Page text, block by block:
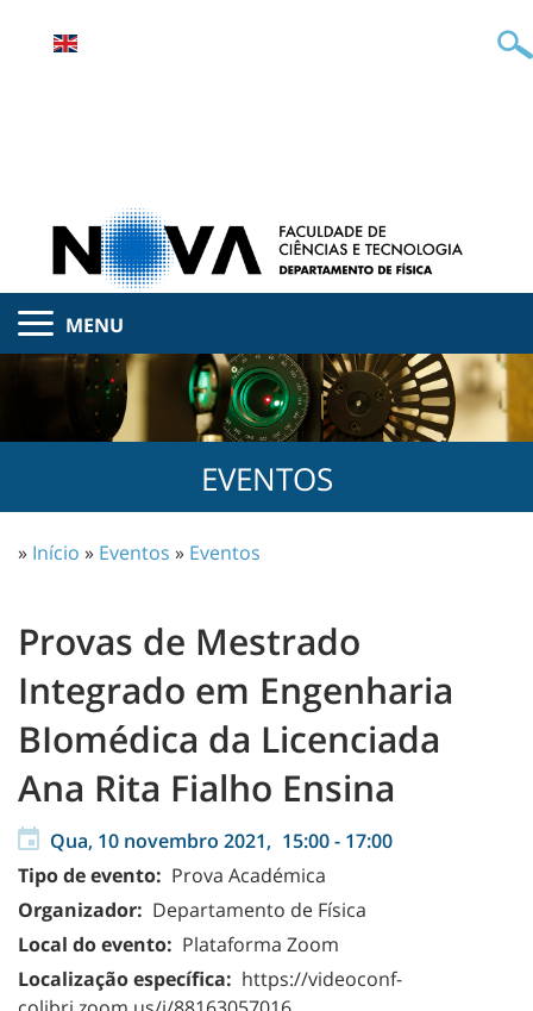
MENU
EVENTOS
» Início » Eventos » Eventos
Provas de Mestrado
Integrado em Engenharia
BIomédica da Licenciada
Ana Rita Fialho Ensina
Qua, 10 novembro 2021, 15:00- 17:00
Tipo de evento: Prova Académica
Organizador: Departamento de Física
Local do evento: Plataforma Zoom
Localização específica: https://videoconf-